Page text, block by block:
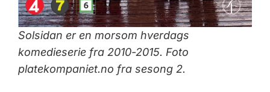
Solsidan er en morsom hverdags
komedieserie fra 2010-2015. Foto
platekompaniet.no fra sesong 2.